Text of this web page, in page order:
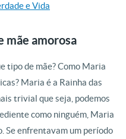
e Vida
mãe amorosa
tipo de mãe? Como Maria
Maria é a Rainha das
trivial que seja, podemos
como ninguém, Maria
Se enfrentavam um período